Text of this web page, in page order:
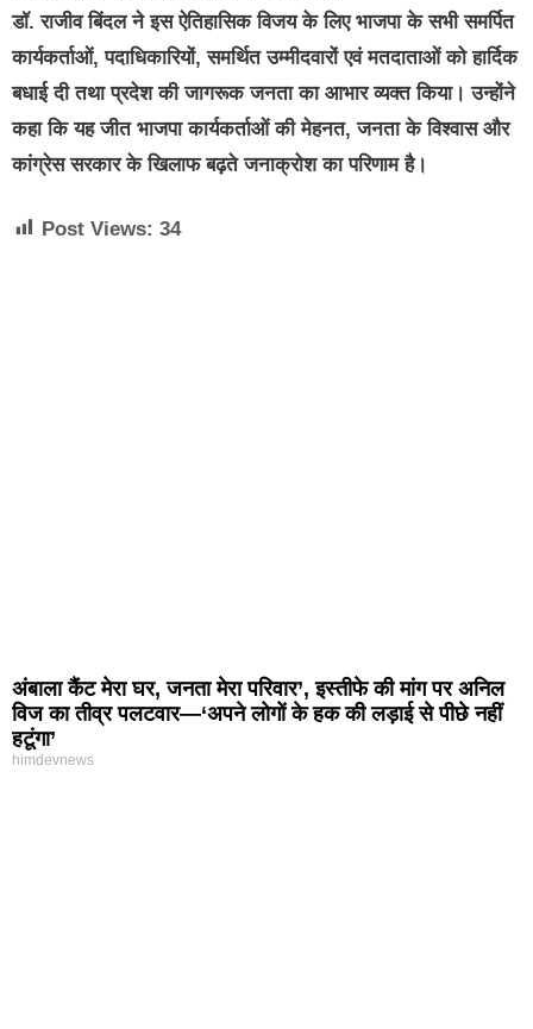
डॉ. राजीव बिंदल ने इस ऐतिहासिक विजय के लिए भाजपा के सभी समर्पित
कार्यकर्ताओं, पदाधिकारियों, समर्थित उम्मीदवारों एवं मतदाताओं को हार्दिक
बधाई दी तथा प्रदेश की जागरूक जनता का आभार व्यक्त किया। उन्होंने
कहा कि यह जीत भाजपा कार्यकर्ताओं की मेहनत, जनता के विश्वास और
कांग्रेस सरकार के खिलाफ बढ़ते जनाक्रोश का परिणाम है।
Post Views: 34
अंबाला कैंट मेरा घर, जनता मेरा परिवार’, इस्तीफे की मांग पर अनिल
विज का तीव्र पलटवार—‘अपने लोगों के हक की लड़ाई से पीछे नहीं
हटूंगा’
himdevnews